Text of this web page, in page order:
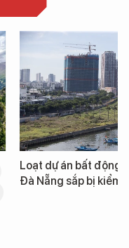
Loạt dự án bất động
Đà Nẵng sắp bị kiểm